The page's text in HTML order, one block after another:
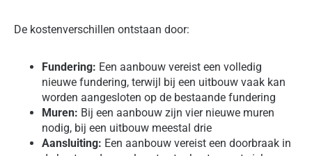
De kostenverschillen ontstaan door:
Fundering: Een aanbouw vereist een volledig
nieuwe fundering, terwijl bij een uitbouw vaak kan
worden aangesloten op de bestaande fundering
Muren: Bij een aanbouw zijn vier nieuwe muren
nodig, bij een uitbouw meestal drie
Aansluiting: Een aanbouw vereist een doorbraak in